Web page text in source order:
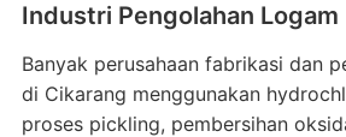
Industri Pengolahan Logam
Banyak perusahaan fabrikasi dan
di Cikarang menggunakan
proses pickling, pembersihan